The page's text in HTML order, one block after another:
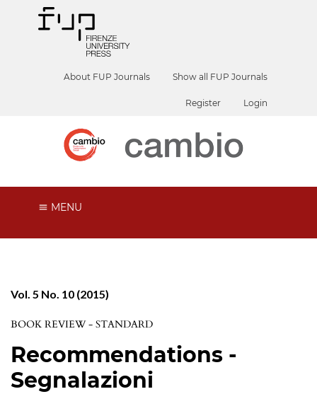
About FUP Journals Show all FUP Journals
Register Login
MENU
Vol. 5 No. 10 (2015)
BOOK REVIEW - STANDARD
Recommendations -
Segnalazioni